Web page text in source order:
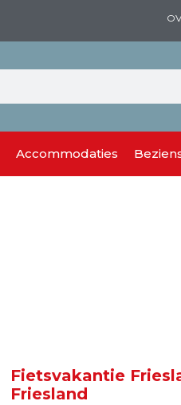
Accommodaties
Fietsvakantie
Friesland